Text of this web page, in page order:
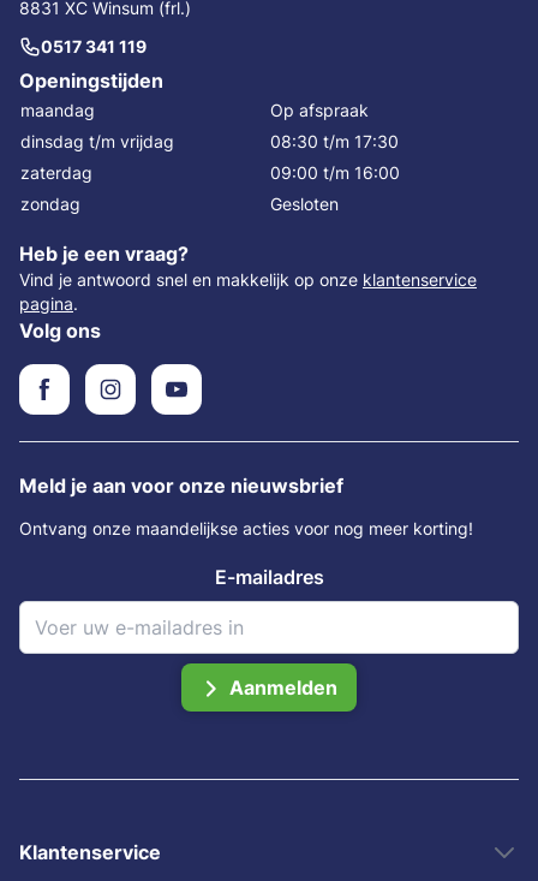
8831 XC Winsum (frl.)
0517 341 119
Openingstijden
maandag
Op afspraak
dinsdag t/m vrijdag
08:30 t/m 17:30
zaterdag
09:00 t/m 16:00
zondag
Gesloten
Heb je een vraag?
Vind je antwoord snel en makkelijk op onze klantenservice
pagina.
Volg ons
Meld je aan voor onze nieuwsbrief
Ontvang onze maandelijkse acties voor nog meer korting!
E-mailadres
Aanmelden
Klantenservice